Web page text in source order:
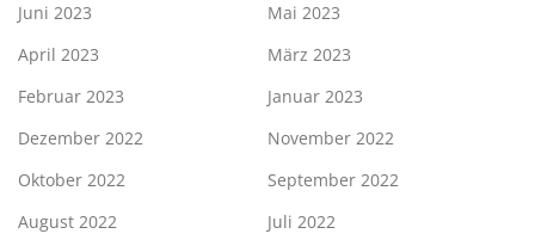
Juni 2023
Mai 2023
April 2023
März 2023
Februar 2023
Januar 2023
Dezember 2022
November 2022
Oktober 2022
September 2022
August 2022
Juli 2022